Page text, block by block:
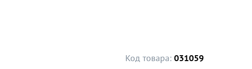
Код товара: 031059